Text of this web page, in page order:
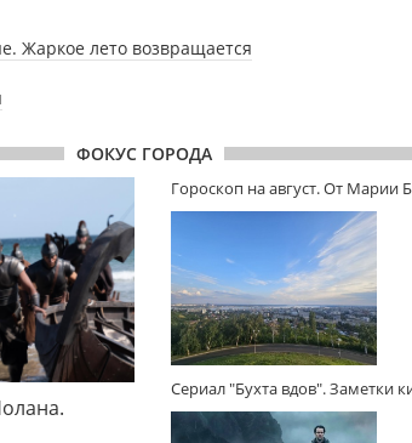
Жаркое лето возвращается
ФОКУС ГОРОДА
Гороскоп на август. От Марии
Сериал "Бухта вдов". Заметки